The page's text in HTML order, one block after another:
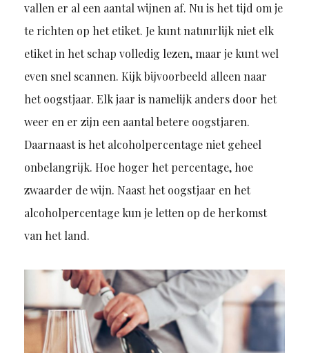
vallen er al een aantal wijnen af. Nu is het tijd om je
te richten op het etiket. Je kunt natuurlijk niet elk
etiket in het schap volledig lezen, maar je kunt wel
even snel scannen. Kijk bijvoorbeeld alleen naar
het oogstjaar. Elk jaar is namelijk anders door het
weer en er zijn een aantal betere oogstjaren.
Daarnaast is het alcoholpercentage niet geheel
onbelangrijk. Hoe hoger het percentage, hoe
zwaarder de wijn. Naast het oogstjaar en het
alcoholpercentage kun je letten op de herkomst
van het land.